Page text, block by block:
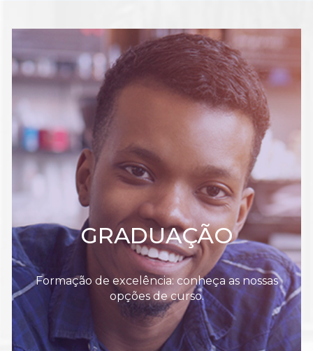
GRADUAÇÃO
Formação de excelência: conheça as nossas
opções de curso.